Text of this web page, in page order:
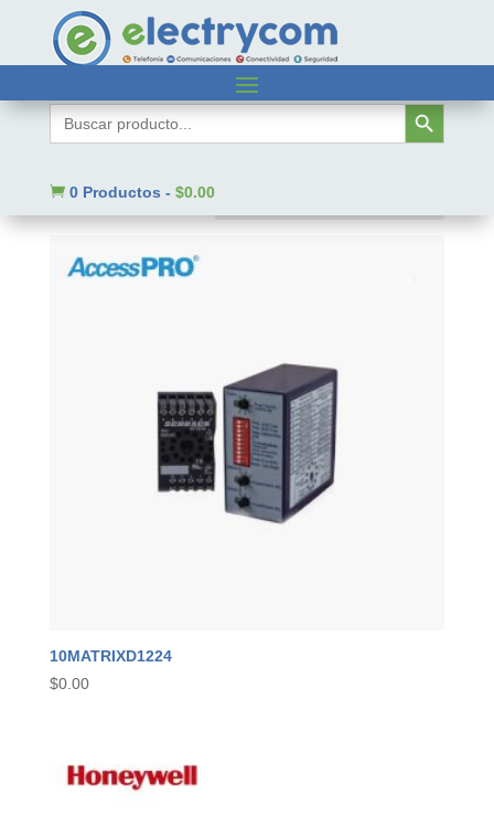
Buscar: Botón de búsqueda
 0 Productos - $0.00
/ Código SAT del producto / 39122216
39122216
10MATRIXD1224
$0.00